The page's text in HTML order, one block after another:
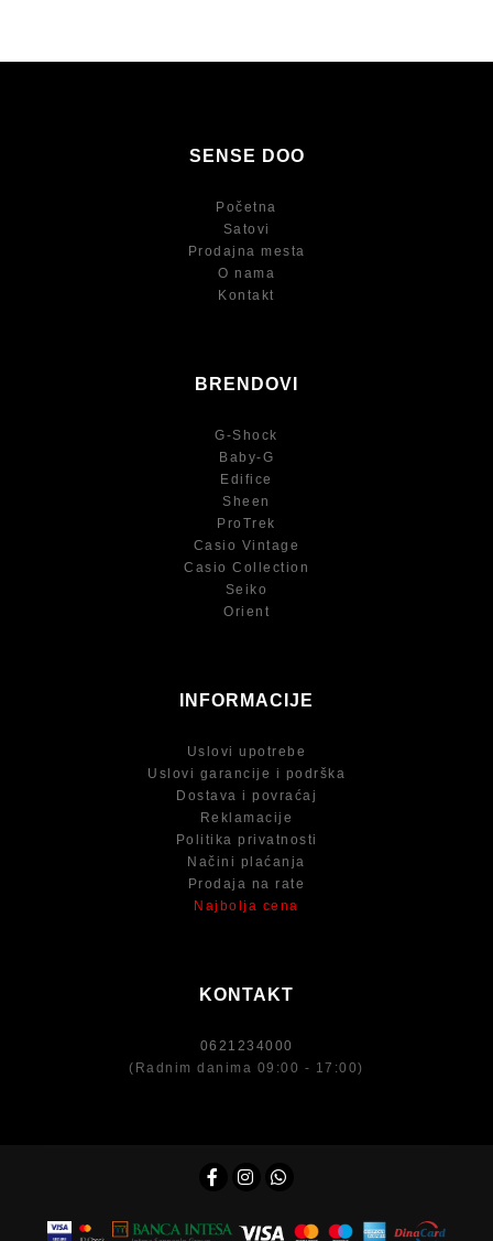
SENSE DOO
Početna
Satovi
Prodajna mesta
O nama
Kontakt
BRENDOVI
G-Shock
Baby-G
Edifice
Sheen
ProTrek
Casio Vintage
Casio Collection
Seiko
Orient
INFORMACIJE
Uslovi upotrebe
Uslovi garancije i podrška
Dostava i povraćaj
Reklamacije
Politika privatnosti
Načini plaćanja
Prodaja na rate
Najbolja cena
KONTAKT
0621234000
(Radnim danima 09:00 - 17:00)